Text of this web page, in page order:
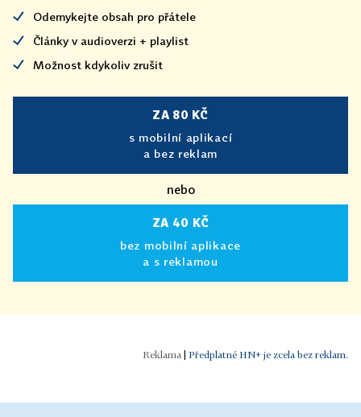
Odemykejte obsah pro přátele
Články v audioverzi + playlist
Možnost kdykoliv zrušit
ZA 80 KČ
s mobilní aplikací
a bez reklam
nebo
ZA 40 KČ
bez mobilní aplikace
a s reklamou
Předplatné HN+ je zcela bez reklam.